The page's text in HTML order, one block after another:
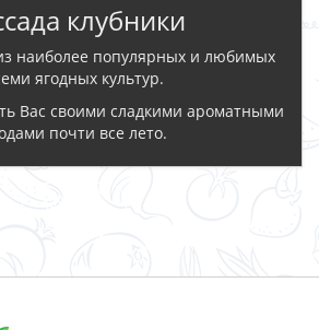
клубники
наиболее популярных и любимых
ягодных культур.
Вас своими сладкими ароматными
почти все лето.